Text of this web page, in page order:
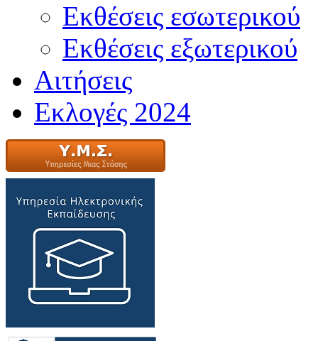
Εκθέσεις εσωτερικού
Εκθέσεις εξωτερικού
Αιτήσεις
Εκλογές 2024